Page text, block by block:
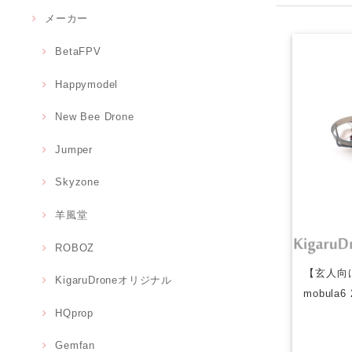
メーカー
BetaFPV
Happymodel
New Bee Drone
Jumper
Skyzone
羊風堂
ROBOZ
KigaruDroneオリジナル
HQprop
Gemfan
【玄人
mobula6